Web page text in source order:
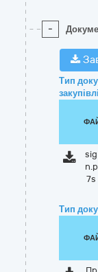
-
Тип
закупівлі
sig
n.p
7s
Тип